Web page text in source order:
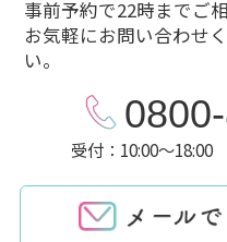
事前予約で22時までご
お気軽にお問い合わせ
い。
受付：10:00～18:00